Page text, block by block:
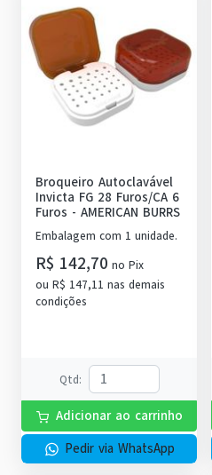
Broqueiro Autoclavável
Invicta FG 28 Furos/CA 6
Furos - AMERICAN BURRS
Embalagem com 1 unidade.
R$ 142,70 no Pix
ou R$ 147,11 nas demais
condições
Qtd:
Adicionar ao carrinho
Pedir via WhatsApp